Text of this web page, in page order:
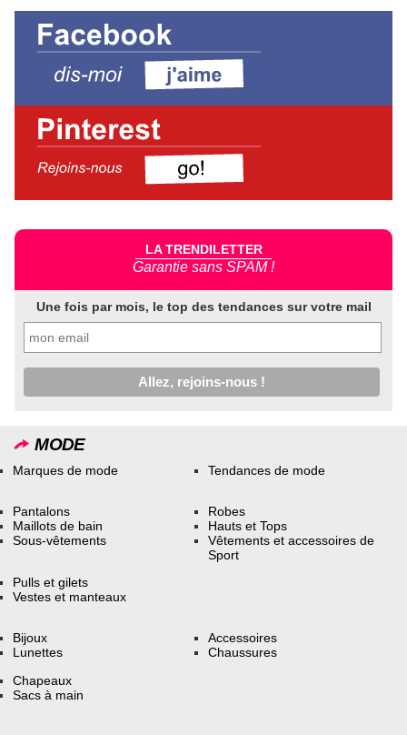
LA TRENDILETTER
Garantie sans SPAM !
Une fois par mois, le top des tendances sur votre mail
MODE
Marques de mode Tendances de mode
Pantalons
Maillots de bain
Sous-vêtements
Robes
Hauts et Tops
Vêtements et accessoires de
Sport
Pulls et gilets
Vestes et manteaux
Bijoux
Lunettes
Accessoires
Chaussures
Chapeaux
Sacs à main